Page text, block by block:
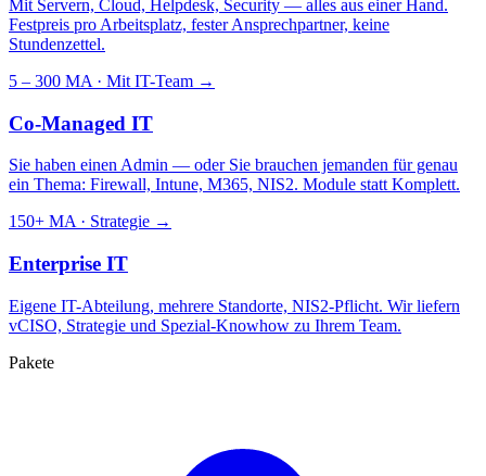
Mit Servern, Cloud, Helpdesk, Security — alles aus einer Hand.
Festpreis pro Arbeitsplatz, fester Ansprechpartner, keine
Stundenzettel.
5 – 300 MA · Mit IT-Team →
Co-Managed IT
Sie haben einen Admin — oder Sie brauchen jemanden für genau
ein Thema: Firewall, Intune, M365, NIS2. Module statt Komplett.
150+ MA · Strategie →
Enterprise IT
Eigene IT-Abteilung, mehrere Standorte, NIS2-Pflicht. Wir liefern
vCISO, Strategie und Spezial-Knowhow zu Ihrem Team.
Pakete